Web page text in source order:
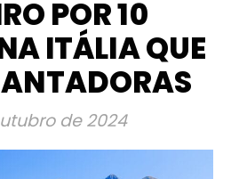
POR 10
ITÁLIA QUE
de 2024